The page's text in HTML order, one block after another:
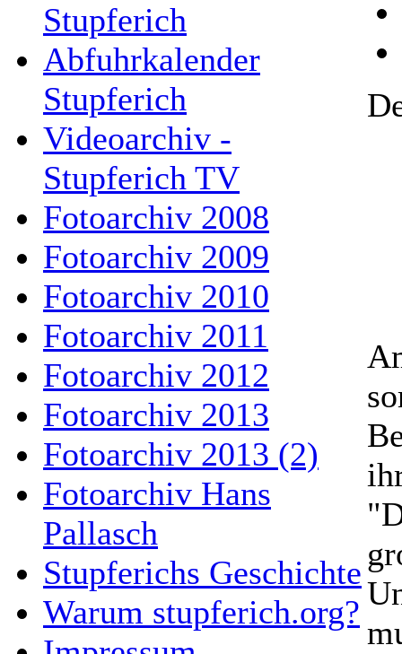
Stupferich
Abfuhrkalender
Stupferich
Videoarchiv -
Stupferich TV
Fotoarchiv 2008
Fotoarchiv 2009
Fotoarchiv 2010
Fotoarchiv 2011
Fotoarchiv 2012
Fotoarchiv 2013
Fotoarchiv 2013 (2)
Fotoarchiv Hans
Pallasch
Stupferichs Geschichte
Warum stupferich.org?